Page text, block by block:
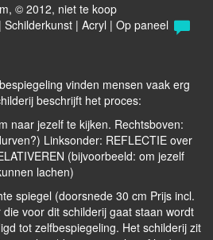
© 2012, niet te koop
| Acryl | Op paneel
vinden mensen vaak erg
beschrijft het proces:
naar jezelf te kijken. Rechtsboven:
Linksonder: REFLECTIE over
(bijvoorbeeld: om jezelf
lachen)
spiegel (doorsnede 30 cm Prijs incl.
voor dit schilderij gaat staan wordt
tot zelfbespiegeling. Het schilderij zit